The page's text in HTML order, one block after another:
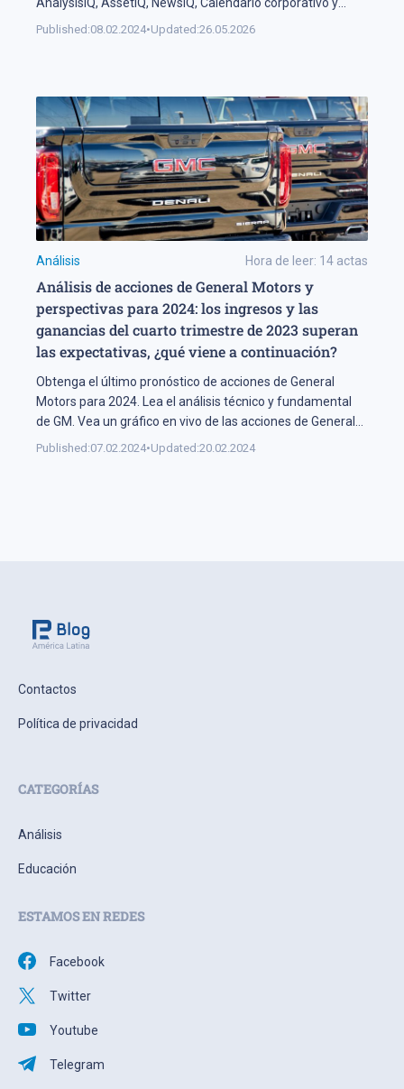
Calendario económico.
Published:08.02.2024•Updated:26.05.2026
Análisis Hora de leer: 14 actas
Análisis de acciones de General Motors y
perspectivas para 2024: los ingresos y las
ganancias del cuarto trimestre de 2023 superan
las expectativas, ¿qué viene a continuación?
Obtenga el último pronóstico de acciones de General
Motors para 2024. Lea el análisis técnico y fundamental
de GM. Vea un gráfico en vivo de las acciones de General
Motors.
Published:07.02.2024•Updated:20.02.2024
Contactos
Política de privacidad
CATEGORÍAS
Análisis
Educación
ESTAMOS EN REDES
Facebook
Twitter
Youtube
Telegram